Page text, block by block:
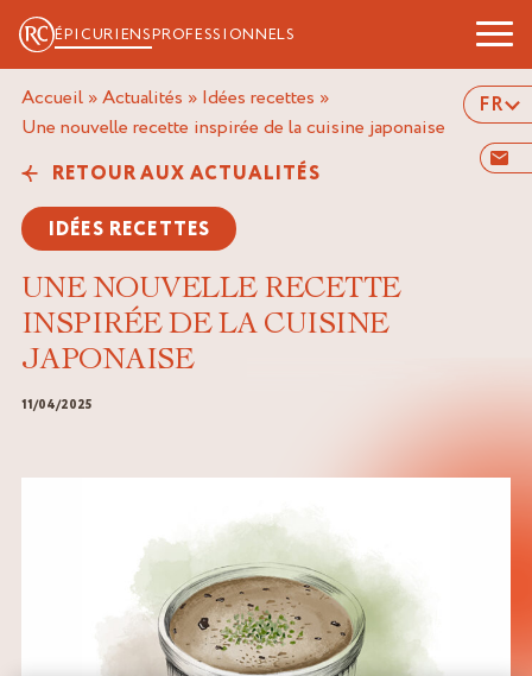
ÉPICURIENSPROFESSIONNELS
FR
Accueil »Actualités » Idées recettes »
une nouvelle recette inspirée de la cuisine japonaise
RETOUR AUX ACTUALITÉS
IDÉES RECETTES
UNE NOUVELLE RECETTE
INSPIRÉE DE LA CUISINE
JAPONAISE
11/04/2025